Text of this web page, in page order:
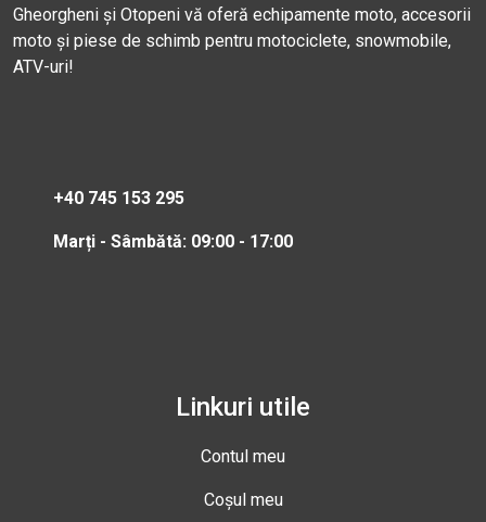
Gheorgheni și Otopeni vă oferă echipamente moto, accesorii
moto și piese de schimb pentru motociclete, snowmobile,
ATV-uri!
+40 745 153 295
Marți - Sâmbătă: 09:00 - 17:00
Linkuri utile
Contul meu
Coșul meu